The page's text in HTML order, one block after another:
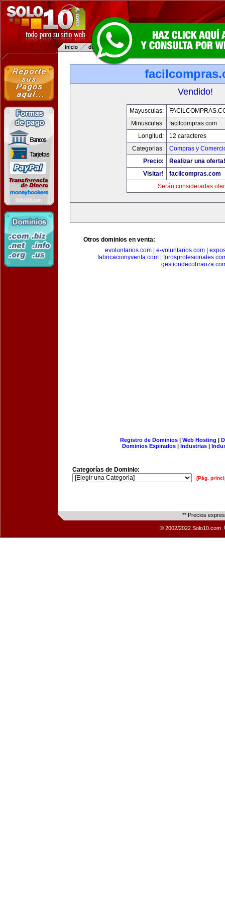
Vendido!
Mayusculas:
Minusculas:
facilcompras.com
Longitud:
12 caracteres
Categorias:
Compras y
Precio:
Realizar una oferta!
Visitar!
facilcompras.com
Serán consideradas
Otros dominios en venta:
evoluntarios.com
e-voluntarios.com
fabricacionyventa.com|
Registro de Dominios| Web Hosting |
Dominios Expirados | Industrias |
Categorías de Dominio:
[Pág.
** Precios
© 2002/2022 Solo10.com